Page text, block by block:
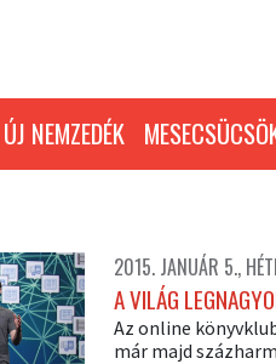
ÚJ NEMZEDÉK
2015. JANUÁR 5.,
A VILÁG
Az online
már majd